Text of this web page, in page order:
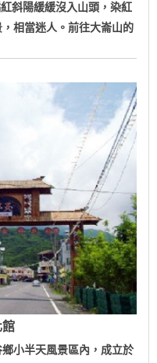
斜陽緩緩沒入山頭，染紅
相當迷人。前往大崙山的
館
小半天風景區內，成立於